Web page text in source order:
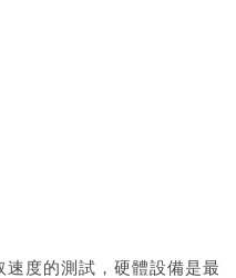
度的測試，硬體設備是最